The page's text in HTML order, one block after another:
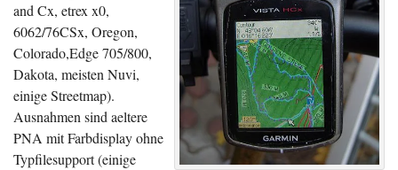
and Cx, etrex x0,
6062/76CSx, Oregon,
Colorado,Edge 705/800,
Dakota, meisten Nuvi,
einige Streetmap).
Ausnahmen sind aeltere
PNA mit Farbdisplay ohne
Typfilesupport (einige